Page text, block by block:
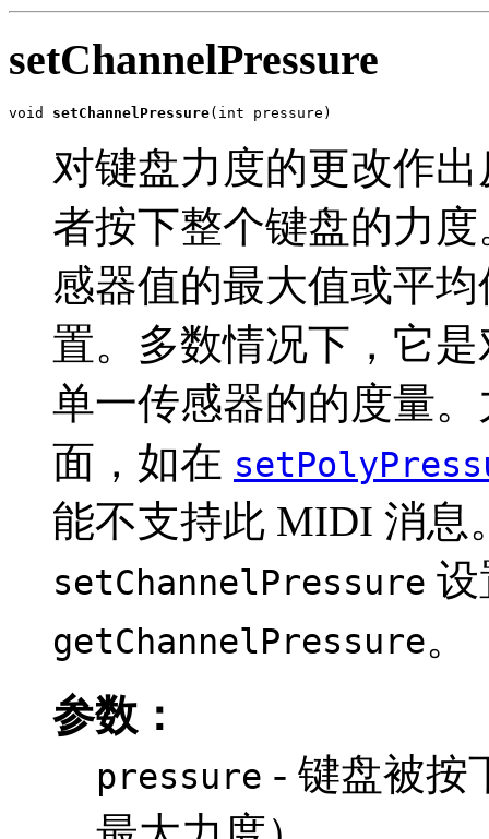
setChannelPressure
void setChannelPressure(int pressure)
对键盘力度的更改作
者按下整个键盘的力
感器值的最大值或平
置。多数情况下，它
单一传感器的的度量
面，如在
能不支持此 MIDI 消息
setChannelPressure 设
getChannelPressure。
参数：
pressure - 键盘被按